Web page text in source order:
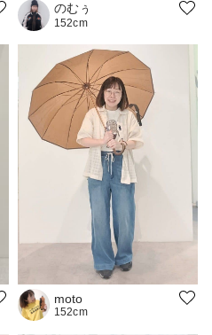
のむぅ
152cm
moto
152cm